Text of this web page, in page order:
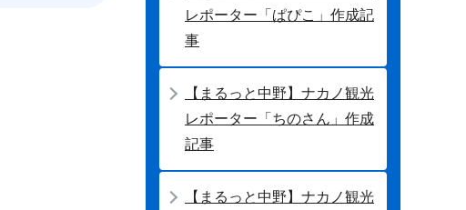
レポーター「ぱぴこ」作成記
事
【まるっと中野】ナカノ観光
レポーター「ちのさん」作成
記事
【まるっと中野】ナカノ観光